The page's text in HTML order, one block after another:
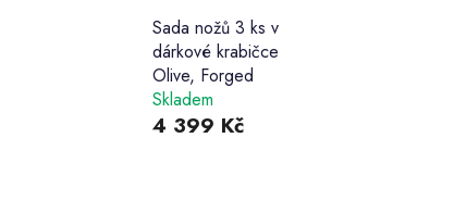
Sada nožů 3 ks v
dárkové krabičce
Olive, Forged
Skladem
4 399 Kč